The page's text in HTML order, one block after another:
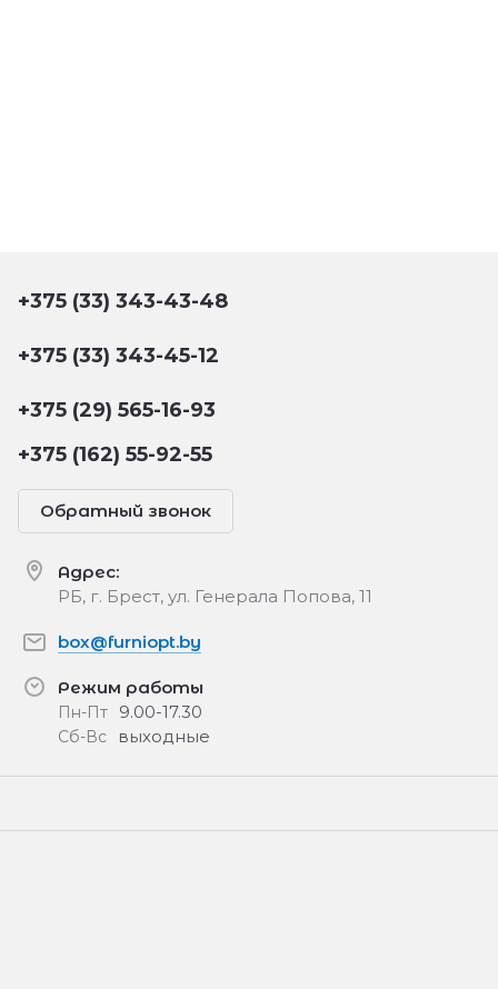
+375 (33) 343-43-48
+375 (33) 343-45-12
+375 (29) 565-16-93
+375 (162) 55-92-55
Обратный звонок
Адрес:
РБ, г. Брест, ул. Генерала Попова, 11
box@furniopt.by
Режим работы
Пн-Пт 9.00-17.30
Сб-Вс выходные